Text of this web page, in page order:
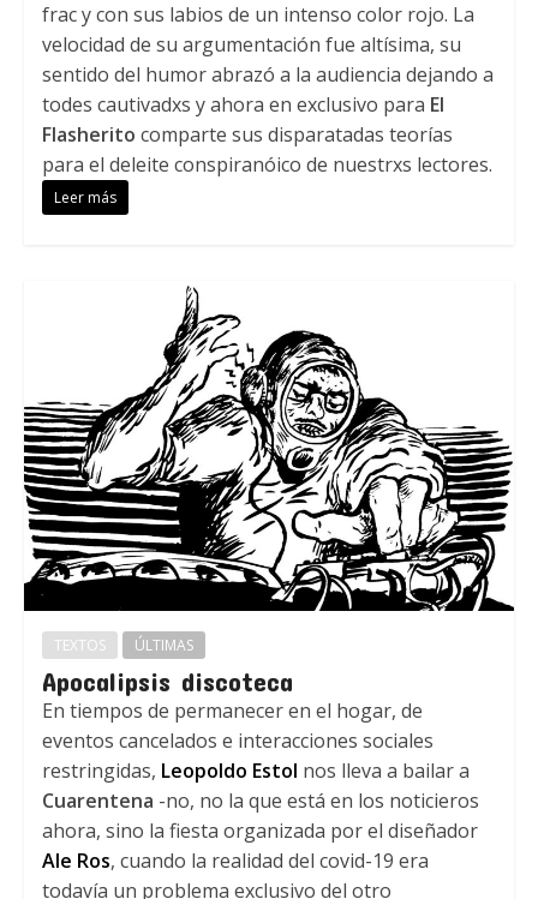
frac y con sus labios de un intenso color rojo. La
velocidad de su argumentación fue altísima, su
sentido del humor abrazó a la audiencia dejando a
todes cautivadxs y ahora en exclusivo para El
Flasherito comparte sus disparatadas teorías
para el deleite conspiranóico de nuestrxs lectores.
Leer más
TEXTOS ÚLTIMAS
Apocalipsis discoteca
En tiempos de permanecer en el hogar, de
eventos cancelados e interacciones sociales
restringidas, Leopoldo Estol nos lleva a bailar a
Cuarentena -no, no la que está en los noticieros
ahora, sino la fiesta organizada por el diseñador
Ale Ros, cuando la realidad del covid-19 era
todavía un problema exclusivo del otro